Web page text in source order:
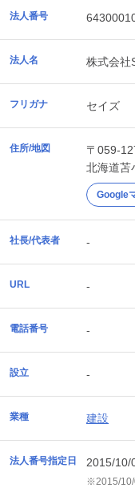
法人番号
法人名 株式会社
フリガナ セイズ
住所/地図
〒059-
北海道苫
Google
社長/代表者 -
URL -
電話番号 -
設立 -
業種 建設
法人番号指定日 2015/10/
※2015/10/